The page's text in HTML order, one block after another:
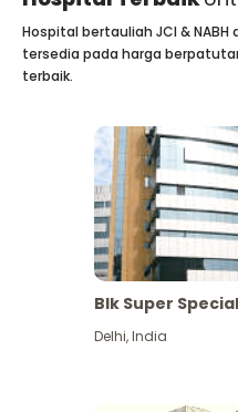
Hospital bertauliah JCI &
tersedia pada harga
terbaik.
Blk Super
Delhi,India